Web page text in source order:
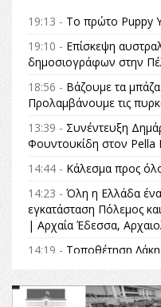
19:13 - Το πρώτο Puppy
19:10 - Επίσκεψη
δημοσιογράφων στην
18:56 - Βάζουμε τα
Προλαμβάνουμε τις
13:39 - Συνέντευξη
Φουντουκίδη στον Pella
14:44 - Κάλεσμα προς
14:23 - Όλη η Ελλάδα
εγκατάσταση Πόλεμος
| Αρχαία Έδεσσα,
14:19 - Τοποθέτηση Λάκη
Αναθεώρηση του
θεσμικές διαδικασίες
στις επόμενες γενιές»